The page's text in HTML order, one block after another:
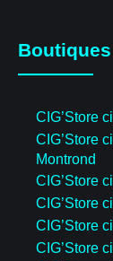
CIG’Store
CIG’Store
Montrond
CIG’Store
CIG’Store
CIG’Store
CIG’Store